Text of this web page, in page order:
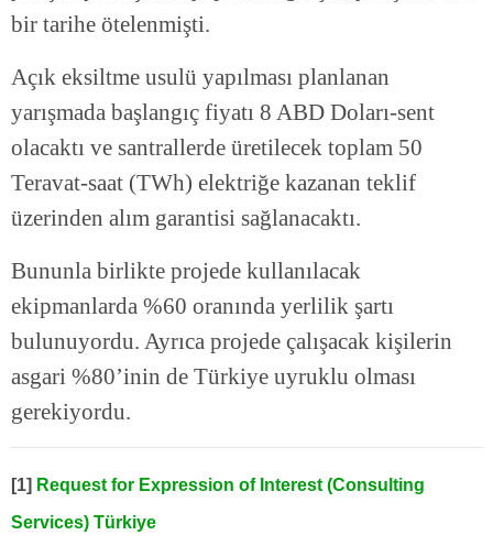
bir tarihe ötelenmişti.
Açık eksiltme usulü yapılması planlanan
yarışmada başlangıç fiyatı 8 ABD Doları-sent
olacaktı ve santrallerde üretilecek toplam 50
Teravat-saat (TWh) elektriğe kazanan teklif
üzerinden alım garantisi sağlanacaktı.
Bununla birlikte projede kullanılacak
ekipmanlarda %60 oranında yerlilik şartı
bulunuyordu. Ayrıca projede çalışacak kişilerin
asgari %80’inin de Türkiye uyruklu olması
gerekiyordu.
[1] Request for Expression of Interest (Consulting
Services) Türkiye